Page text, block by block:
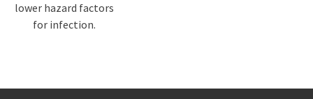
lower hazard factors
for infection.